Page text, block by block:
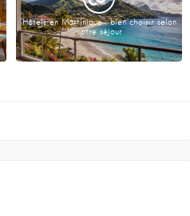
Hôtels en Martinique : bien choisir selon
votre séjour